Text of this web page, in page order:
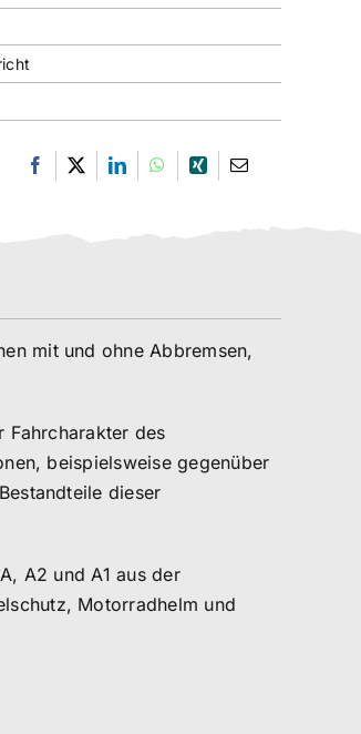
mit und ohne Abbremsen,
Fahrcharakter des
beispielsweise gegenüber
dieser
A2 und A1 aus der
Motorradhelm und